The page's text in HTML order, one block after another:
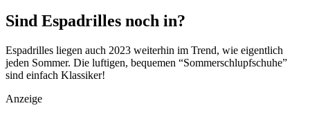
Sind Espadrilles noch in?
Espadrilles liegen auch 2023 weiterhin im Trend, wie eigentlich
jeden Sommer. Die luftigen, bequemen “Sommerschlupfschuhe”
sind einfach Klassiker!
Anzeige